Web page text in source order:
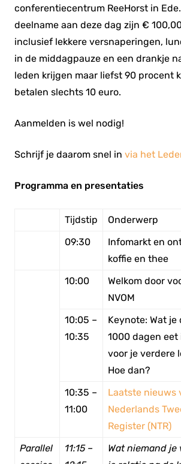
conferentiecentrum ReeHorst in Ede.
deelname aan deze dag zijn €
inclusief lekkere versnaperingen,
in de middagpauze en een drankje
leden krijgen maar liefst 90 procent
betalen slechts 10 euro.
Aanmelden is wel nodig!
Schrijf je daarom snel in via het
Programma en presentaties
Tijdstip Onderwerp
09:30
Infomarkt en
koffie en thee
10:00
Welkom door
NVOM
10:05 –
10:35
Keynote: Wat je
1000 dagen eet
voor je verdere
Hoe dan?
10:35 –
11:00
Laatste nieuws
Nederlands
Register (NTR)
Parallel
11:15 –
Wat niemand